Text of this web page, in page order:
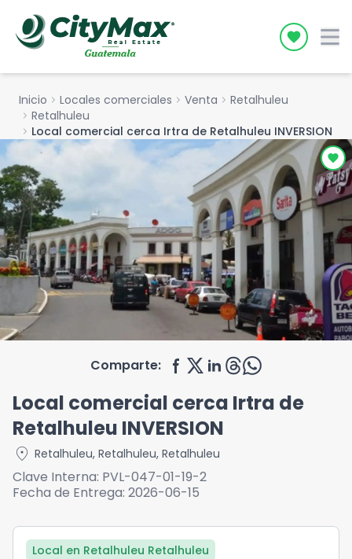
Icon
Inicio chevron_right Locales comerciales chevron_right Venta chevron_right Retalhuleu
chevron_right Retalhuleu
chevron_right Local comercial cerca Irtra de Retalhuleu INVERSION
Comparte:
Local comercial cerca Irtra de
Retalhuleu INVERSION
location_on Retalhuleu, Retalhuleu, Retalhuleu
Clave Interna: PVL-047-01-19-2
Fecha de Entrega: 2026-06-15
Local en Retalhuleu Retalhuleu